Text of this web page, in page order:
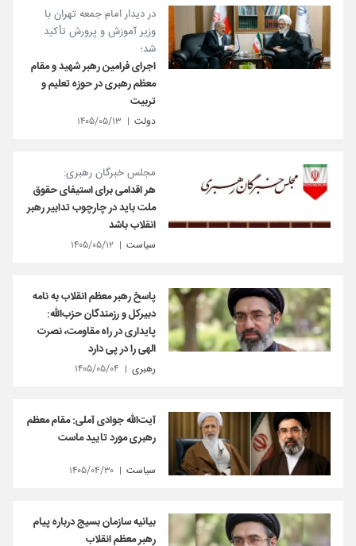
در دیدار امام جمعه تهران با
وزیر آموزش و پرورش تأکید
شد؛
اجرای فرامین رهبر شهید و مقام
معظم رهبری در حوزه تعلیم و
تربیت
دولت ۱۴۰۵/۰۵/۱۳
مجلس خبرگان رهبری:
هر اقدامی برای استیفای حقوق
ملت باید در چارچوب تدابیر رهبر
انقلاب باشد
سیاست ۱۴۰۵/۰۵/۱۲
پاسخ رهبر معظم انقلاب به نامه
دبیرکل و رزمندگان حزب‌الله:
پایداری در راه مقاومت، نصرت
الهی را در پی دارد
رهبری ۱۴۰۵/۰۵/۰۴
آیت‌الله جوادی آملی: مقام معظم
رهبری مورد تایید ماست
سیاست ۱۴۰۵/۰۴/۳۰
بیانیه سازمان بسیج درباره پیام
رهبر معظم انقلاب